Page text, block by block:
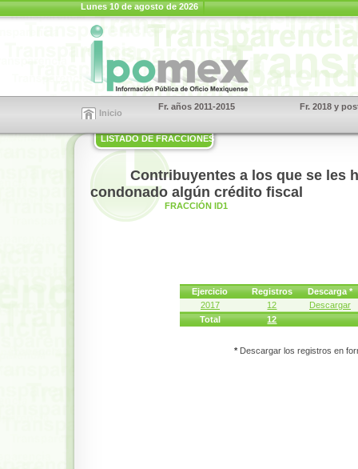
Lunes 10 de agosto de 2026
Inicio
Fr. años 2011-2015 Fr. 2018 y
LISTADO DE FRACCIONES
Contribuyentes a los que se les
condonado algún crédito fiscal
FRACCIÓN ID1
Ejercicio Registros
Descarga *
2017
12
Descargar
Total
12
* Descargar los registros en